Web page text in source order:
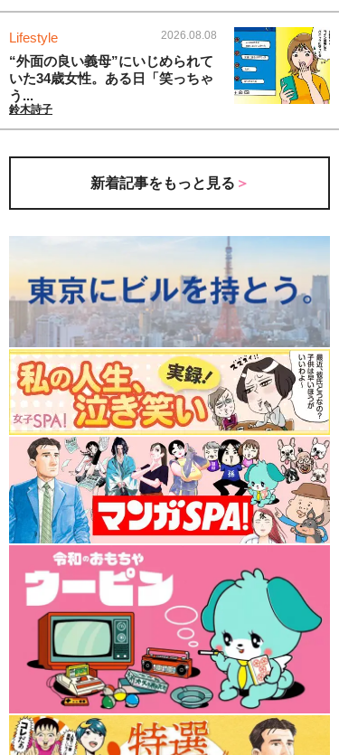
Lifestyle 2026.08.08
“外面の良い義母”にいじめられて
いた34歳女性。ある日「笑っちゃ
う...
鈴木詩子
新着記事をもっと見る